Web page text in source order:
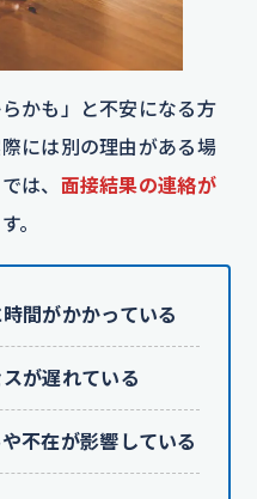
かも」と不安になる方
には別の理由がある場
は、 面接結果の連絡が
。
間がかかっている
が遅れている
不在が影響している